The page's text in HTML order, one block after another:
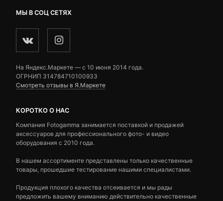
МЫ В СОЦ СЕТЯХ
На Яндекс.Маркете — c 10 июня 2014 года.
ОГРНИП 314784710100933
Смотреть отзывы в Я.Маркете
КОРОТКО О НАС
Компания Fotogamma занимается поставкой и продажей
аксессуаров для профессионального фото- и видео
оборудования с 2010 года.
В нашем ассортименте представлены только качественные
товары, прошедшие тестирование нашими специалистами.
Продукция плохого качества отсеивается и мы рады
предложить вашему вниманию действительно качественные